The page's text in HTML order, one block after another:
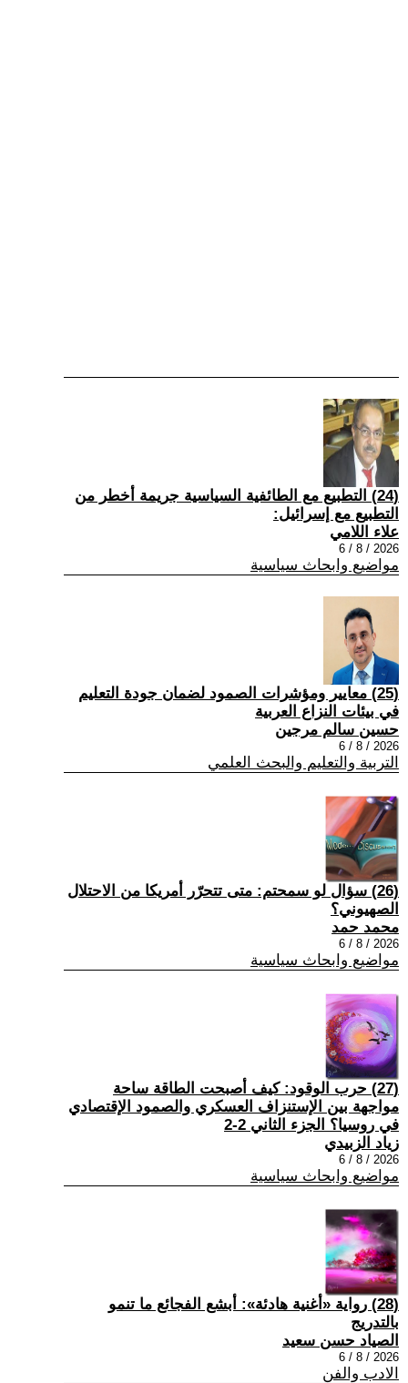
(24) التطبيع مع الطائفية السياسية جريمة أخطر من
التطبيع مع إسرائيل:
علاء اللامي
2026 / 8 / 6
مواضيع وابحاث سياسية
(25) معايير ومؤشرات الصمود لضمان جودة التعليم
في بيئات النزاع العربية
حسين سالم مرجين
2026 / 8 / 6
التربية والتعليم والبحث العلمي
(26) سؤال لو سمحتم: متى تتحرّر أمريكا من الاحتلال
الصهيوني؟
محمد حمد
2026 / 8 / 6
مواضيع وابحاث سياسية
(27) حرب الوقود: كيف أصبحت الطاقة ساحة
مواجهة بين الإستنزاف العسكري والصمود الإقتصادي
في روسيا؟ الجزء الثاني 2-2
زياد الزبيدي
2026 / 8 / 6
مواضيع وابحاث سياسية
(28) رواية «أغنية هادئة»: أبشع الفجائع ما تنمو
بالتدريج
الصياد حسن سعيد
2026 / 8 / 6
الادب والفن